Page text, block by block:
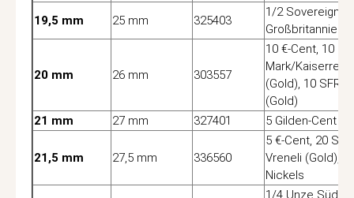
19,5 mm
25 mm 325403
1/2 Sovereign
Großbritannien
20 mm 26 mm 303557
10 €-Cent, 10
Mark/
(Gold), 10 SFRS
(Gold)
21 mm
27 mm 327401 5 Gilden-Cent
21,5 mm 27,5 mm 336560
5 €-Cent, 20
Vreneli (Gold),
Nickels
1/4 Unze